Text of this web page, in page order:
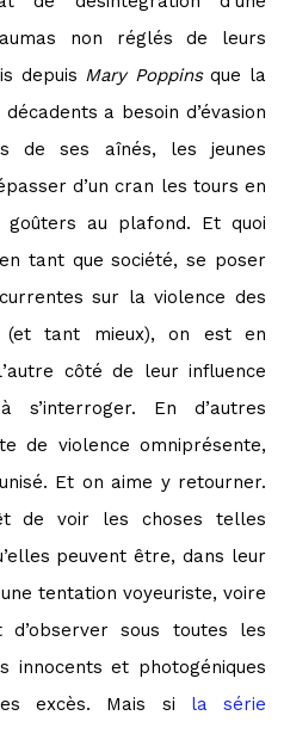
non réglés de leurs
depuis Mary Poppinsque la
a besoin d’évasion
de ses aînés, les jeunes
d’un cran les tours en
goûters au plafond. Et quoi
tant que société, se poser
sur la violence des
tant mieux), on est en
côté de leur influence
s’interroger. En d’autres
de violence omniprésente,
Et on aime y retourner.
de voir les choses telles
peuvent être, dans leur
tentation voyeuriste, voire
d’observer sous toutes les
innocents et photogéniques
excès. Mais si la série